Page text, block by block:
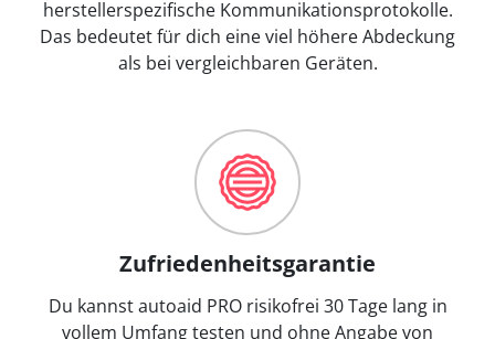
herstellerspezifische Kommunikationsprotokolle.
Das bedeutet für dich eine viel höhere Abdeckung
als bei vergleichbaren Geräten.
Zufriedenheitsgarantie
Du kannst autoaid PRO risikofrei 30 Tage lang in
vollem Umfang testen und ohne Angabe von